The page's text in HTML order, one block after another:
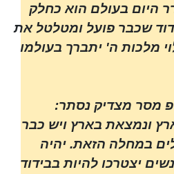
היום בעולם הוא כחלק
שכבר פועל ומטלטל את
מלכות ה' יתברך בעולמו
מסר מצדיק נסתר:
ונמצאת בארץ ויש כבר
במחלה הזאת. יהיה
יצטרכו להיות בבידוד